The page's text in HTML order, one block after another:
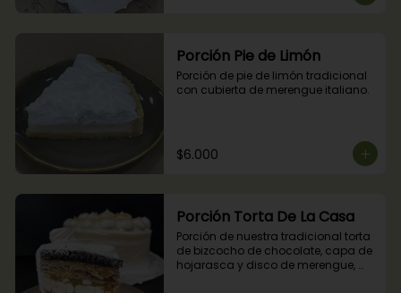
Porción Pie de Limón
Porción de pie de limón tradicional
con cubierta de merengue italiano.
$6.000
Porción Torta De La Casa
Porción de nuestra tradicional torta
de bizcocho de chocolate, capa de
hojarasca y disco de merengue,